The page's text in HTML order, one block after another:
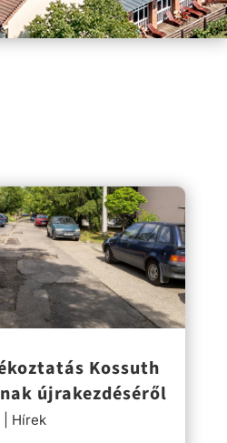
Kossuth
újrakezdéséről
Hírek